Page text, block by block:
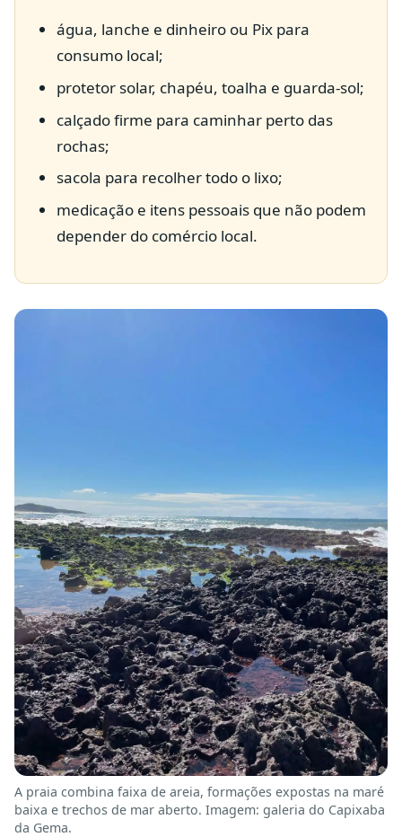
água, lanche e dinheiro ou Pix para
consumo local;
protetor solar, chapéu, toalha e guarda-sol;
calçado firme para caminhar perto das
rochas;
sacola para recolher todo o lixo;
medicação e itens pessoais que não podem
depender do comércio local.
A praia combina faixa de areia, formações expostas na maré
baixa e trechos de mar aberto. Imagem: galeria do Capixaba
da Gema.